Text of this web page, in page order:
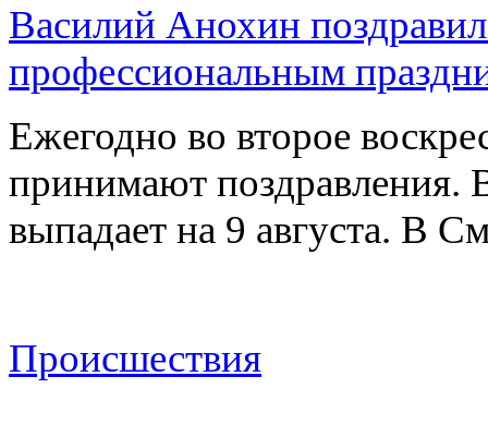
Василий Анохин
профессиональным
Ежегодно во второе
принимают поздравления.
выпадает на 9 августа. В
Происшествия